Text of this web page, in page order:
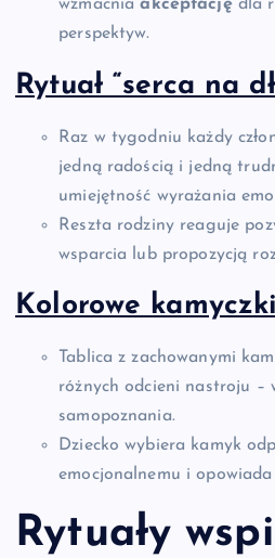
wzmacniaakceptacjędla
perspektyw.
Rytuał “serca na
Raz w tygodniu każdy
jedną radością i jedną
umiejętność wyrażania
Reszta rodziny reaguje
wsparcia lub propozycją
Kolorowe
Tablica z zachowanymi
różnych odcieni nastroju –
samopoznania.
Dziecko wybiera kamyk
emocjonalnemu i
Rytuały